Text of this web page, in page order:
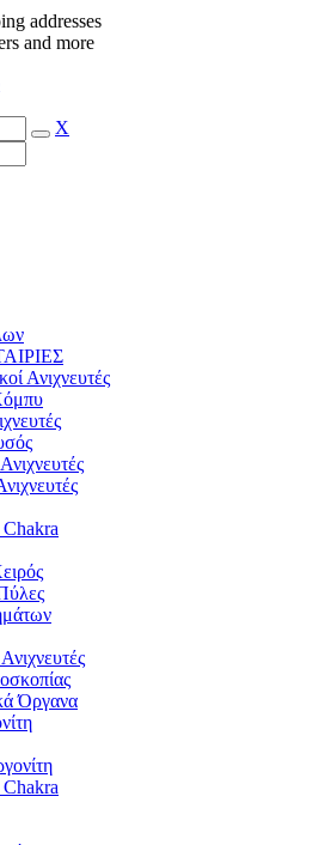
addresses
and more
X
Ανιχνευτές
Όργανα